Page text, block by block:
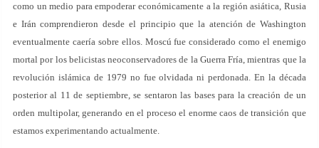
como un medio para empoderar económicamente a la región asiática, Rusia
e Irán comprendieron desde el principio que la atención de Washington
eventualmente caería sobre ellos. Moscú fue considerado como el enemigo
mortal por los belicistas neoconservadores de la Guerra Fría, mientras que la
revolución islámica de 1979 no fue olvidada ni perdonada. En la década
posterior al 11 de septiembre, se sentaron las bases para la creación de un
orden multipolar, generando en el proceso el enorme caos de transición que
estamos experimentando actualmente.